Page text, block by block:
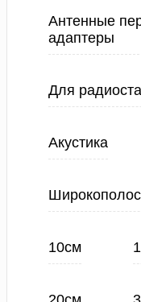
Антенные
адаптеры
Для
Акустика
10см